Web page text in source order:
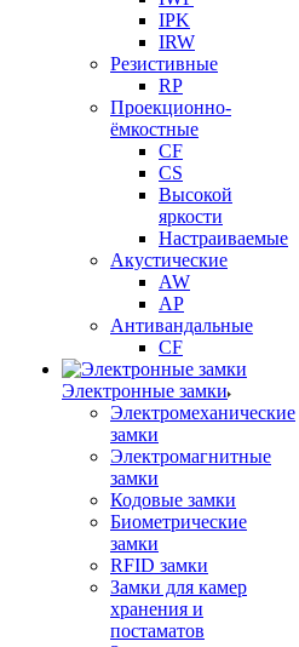
IPK
IRW
Резистивные
RP
Проекционно-
ёмкостные
CF
CS
Высокой
яркости
Настраиваемые
Акустические
AW
AP
Антивандальные
CF
Электронные замки
Электромеханические
замки
Электромагнитные
замки
Кодовые замки
Биометрические
замки
RFID замки
Замки для камер
хранения и
постаматов